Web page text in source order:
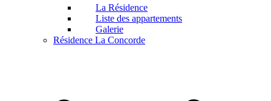
La Résidence
Liste des appartements
Galerie
Résidence La Concorde